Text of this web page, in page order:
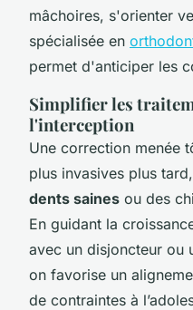
mâchoires, s'orienter
spécialisée en
permet d'anticiper les
Simplifier les
l'interception
Une correction menée
plus invasives plus
dents saines ou des
En guidant la
avec un disjoncteur ou
on favorise un
de contraintes à